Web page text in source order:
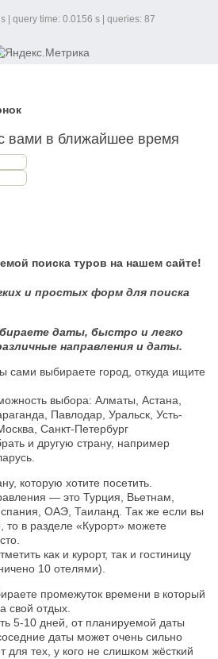
| query time: 0.0156 s | queries: 87
вами в ближайшее время
поиска туров на нашем сайте!
и простых форм для поиска
даты, быстро и легко
направления и даты.
сами выбираете город, откуда ищите
выбора: Алматы, Астана,
Павлодар, Уральск, Усть-
Санкт-Петербург
и другую страну, например
которую хотите посетить.
— это Турция, Вьетнам,
ОАЭ, Таиланд. Так же если вы
то в разделе «Курорт» можете
как и курорт, так и гостиницу
10 отелями).
промежуток времени в который
свой отдых.
5-10 дней, от планируемой даты
даты может очень сильно
для тех, у кого не слишком жёсткий